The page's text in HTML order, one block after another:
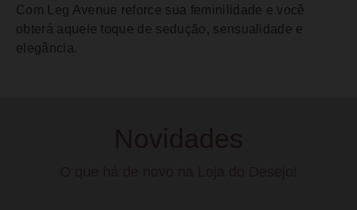
Com Leg Avenue reforce sua feminilidade e você
obterá aquele toque de sedução, sensualidade e
elegância.